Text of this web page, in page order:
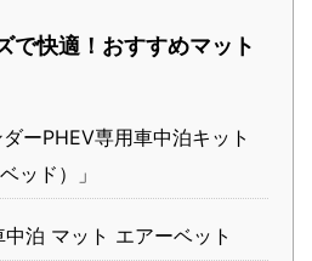
で快適！おすすめマット
ーPHEV専用車中泊キット
ッド）」
中泊 マット エアーベット